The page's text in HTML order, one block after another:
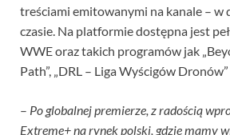
treściami emitowanymi na kanale – w
czasie. Na platformie dostępna jest
WWE oraz takich programów jak
Path”, „DRL – Liga Wyścigów Dronów”
– Po globalnej premierze, z radością
Extreme+ na rynek polski, gdzie mamy